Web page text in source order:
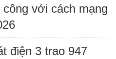
với cách mạng
điện 3 trao 947